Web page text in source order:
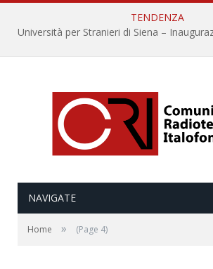
TENDENZA
NAVIGATE
Home » (Page 4)